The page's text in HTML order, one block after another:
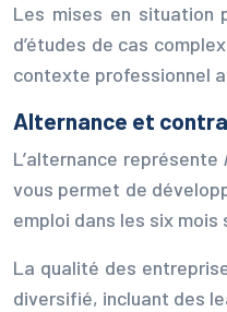
Les mises en situation
d’études de cas
contexte professionnel
Alternance et
L’alternance représente
vous permet de
emploi dans les six
La qualité des
diversifié, incluant des